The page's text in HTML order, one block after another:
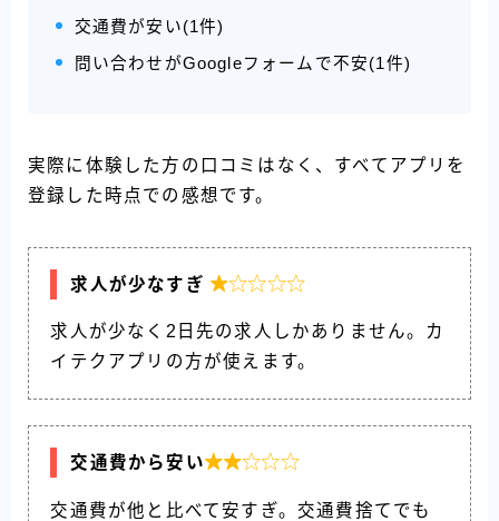
交通費が安い(1件)
問い合わせがGoogleフォームで不安(1件)
実際に体験した方の口コミはなく、すべてアプリを
登録した時点での感想です。
求人が少なすぎ 
求人が少なく2日先の求人しかありません。カ
イテクアプリの方が使えます。
交通費から安い
交通費が他と比べて安すぎ。交通費捨てでも